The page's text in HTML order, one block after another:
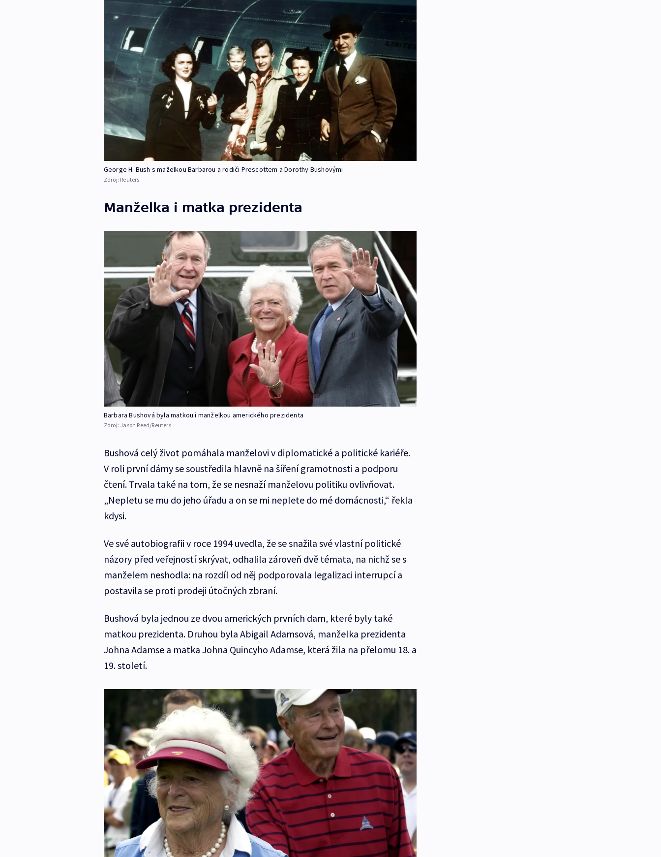
George H. Bush s maželkou Barbarou a rodiči Prescottem a Dorothy Bushovými
Zdroj: Reuters
Manželka i matka prezidenta
Barbara Bushová byla matkou i manželkou amerického prezidenta
Zdroj: Jason Reed/Reuters
Bushová celý život pomáhala manželovi v diplomatické a politické kariéře.
V roli první dámy se soustředila hlavně na šíření gramotnosti a podporu
čtení. Trvala také na tom, že se nesnaží manželovu politiku ovlivňovat.
„Nepletu se mu do jeho úřadu a on se mi neplete do mé domácnosti,“ řekla
kdysi.
Ve své autobiografii v roce 1994 uvedla, že se snažila své vlastní politické
názory před veřejností skrývat, odhalila zároveň dvě témata, na nichž se s
manželem neshodla: na rozdíl od něj podporovala legalizaci interrupcí a
postavila se proti prodeji útočných zbraní.
Bushová byla jednou ze dvou amerických prvních dam, které byly také
matkou prezidenta. Druhou byla Abigail Adamsová, manželka prezidenta
Johna Adamse a matka Johna Quincyho Adamse, která žila na přelomu 18. a
19. století.